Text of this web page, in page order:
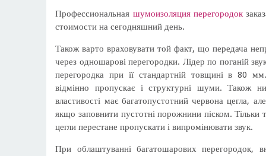
Профессиональная шумоизоляция перегородок
стоимости на сегодняшний день.
Також варто враховувати той факт, що передача
через одношарові перегородки. Лідер по поганій
перегородка при її стандартній товщині в 80
відмінно пропускає і структурні шуми. Також
властивості має багатопустотний червона цегла,
якщо заповнити пустотні порожнини піском. Тільки
цегли перестане пропускати і випромінювати звук.
При облаштуванні багатошарових перегородок,